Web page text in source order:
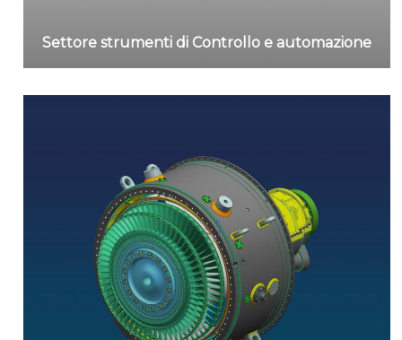
Settore strumenti di Controllo e automazione